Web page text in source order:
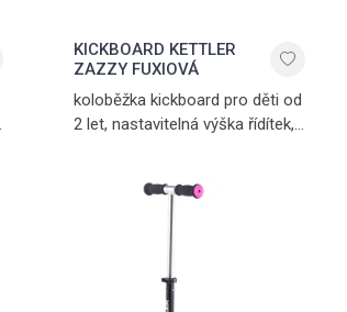
KICKBOARD KETTLER
ZAZZY FUXIOVÁ
koloběžka kickboard pro děti od
2 let, nastavitelná výška řídítek,
nosnost 50 kg